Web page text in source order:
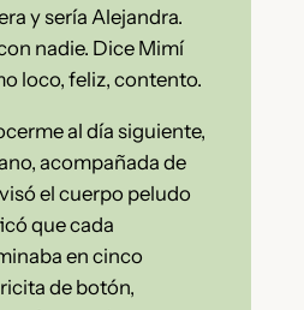
y sería Alejandra.
nadie. Dice Mimí
loco, feliz, contento.
al día siguiente,
acompañada de
el cuerpo peludo
que cada
en cinco
de botón,